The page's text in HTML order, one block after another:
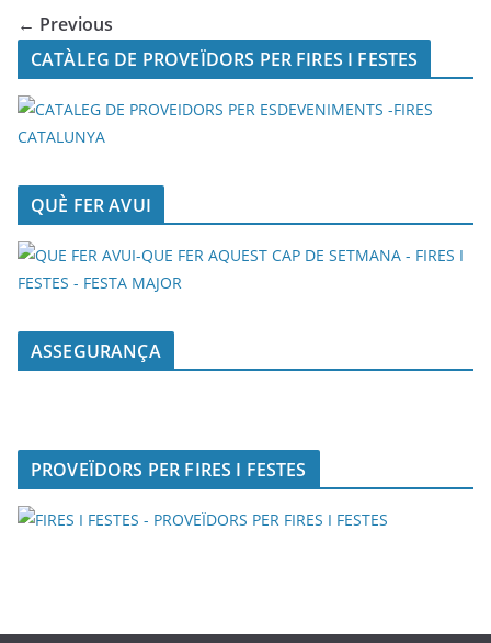
← Previous
CATÀLEG DE PROVEÏDORS PER FIRES I FESTES
QUÈ FER AVUI
ASSEGURANÇA
PROVEÏDORS PER FIRES I FESTES